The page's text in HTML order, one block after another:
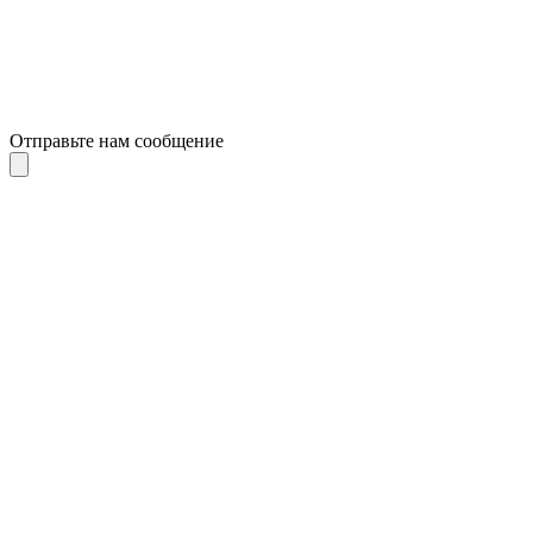
Отправьте нам сообщение